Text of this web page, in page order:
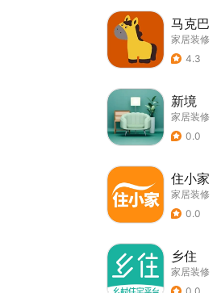
马克巴
家居装修
4.3
新境
家居装修
0.0
住小家
家居装修
0.0
乡住
家居装修